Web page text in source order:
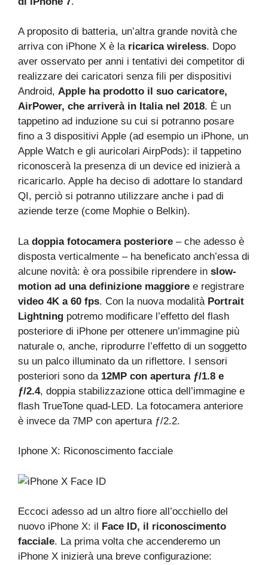
A proposito di batteria, un’altra grande novità che
arriva con iPhone X è la ricarica wireless. Dopo
aver osservato per anni i tentativi dei competitor di
realizzare dei caricatori senza fili per dispositivi
Android, Apple ha prodotto il suo caricatore,
AirPower, che arriverà in Italia nel 2018. È un
tappetino ad induzione su cui si potranno posare
fino a 3 dispositivi Apple (ad esempio un iPhone, un
Apple Watch e gli auricolari AirpPods): il tappetino
riconoscerà la presenza di un device ed inizierà a
ricaricarlo. Apple ha deciso di adottare lo standard
QI, perciò si potranno utilizzare anche i pad di
aziende terze (come Mophie o Belkin).
La doppia fotocamera posteriore – che adesso è
disposta verticalmente – ha beneficato anch’essa di
alcune novità: è ora possibile riprendere in slow-
motion ad una definizione maggiore e registrare
video 4K a 60 fps. Con la nuova modalità Portrait
Lightning potremo modificare l’effetto del flash
posteriore di iPhone per ottenere un’immagine più
naturale o, anche, riprodurre l’effetto di un soggetto
su un palco illuminato da un riflettore. I sensori
posteriori sono da 12MP con apertura ƒ/1.8 e
ƒ/2.4, doppia stabilizzazione ottica dell’immagine e
flash TrueTone quad-LED. La fotocamera anteriore
è invece da 7MP con apertura ƒ/2.2.
Iphone X: Riconoscimento facciale
Eccoci adesso ad un altro fiore all’occhiello del
nuovo iPhone X: il
Face ID, il riconoscimento
facciale. La prima volta che accenderemo un
iPhone X inizierà una breve configurazione: